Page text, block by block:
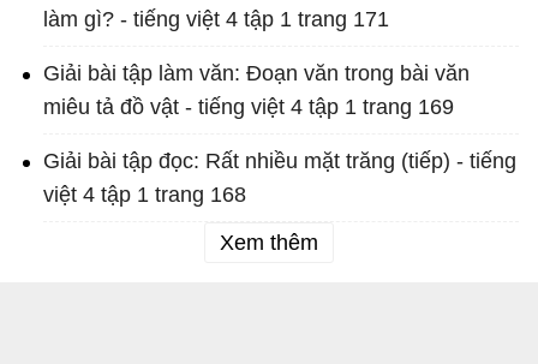
làm gì? - tiếng việt 4 tập 1 trang 171
Giải bài tập làm văn: Đoạn văn trong bài văn
miêu tả đồ vật - tiếng việt 4 tập 1 trang 169
Giải bài tập đọc: Rất nhiều mặt trăng (tiếp) - tiếng
việt 4 tập 1 trang 168
Xem thêm